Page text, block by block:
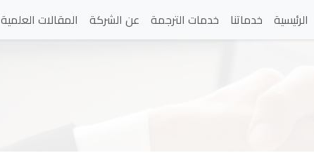
الرئيسية خدماتنا خدمات الترجمة عن الشركة المقالات العلمية